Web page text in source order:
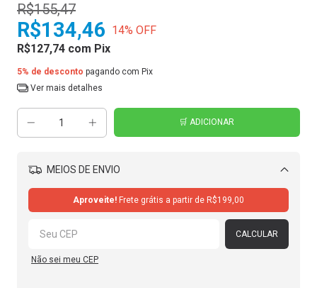
R$155,47
R$134,46 14% OFF
R$127,74 com Pix
5% de desconto pagando com Pix
Ver mais detalhes
MEIOS DE ENVIO
Aproveite! Frete grátis a partir de R$199,00
CALCULAR
Não sei meu CEP